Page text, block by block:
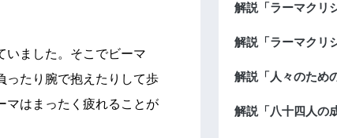
ました。そこでビーマ
ったり腕で抱えたりして歩
マはまったく疲れることが
解説「ラーマクリ
解説「ラーマクリ
解説「人々のため
解説「八十四人の